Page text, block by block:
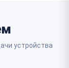
устройства